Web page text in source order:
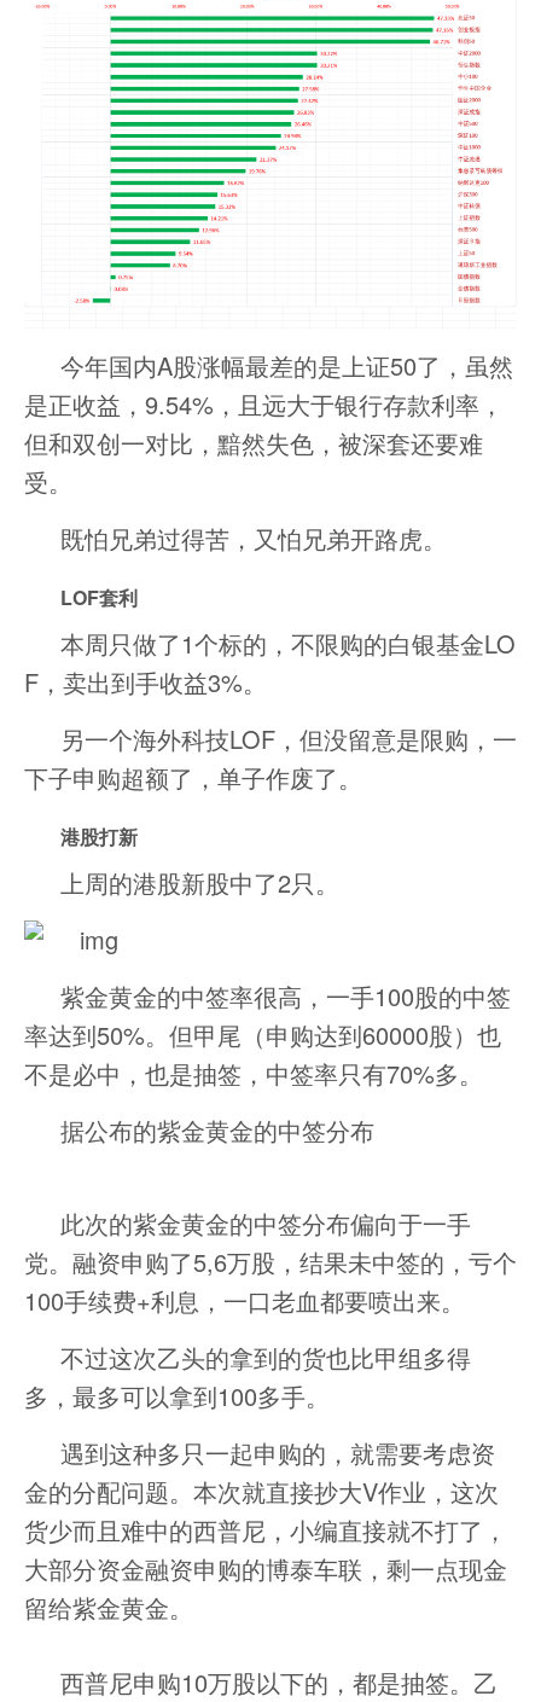
今年国内A股涨幅最差的是上证50了，虽然
是正收益，9.54%，且远大于银行存款利率，
但和双创一对比，黯然失色，被深套还要难
受。
既怕兄弟过得苦，又怕兄弟开路虎。
LOF套利
本周只做了1个标的，不限购的白银基金LO
F，卖出到手收益3%。
另一个海外科技LOF，但没留意是限购，一
下子申购超额了，单子作废了。
港股打新
上周的港股新股中了2只。
紫金黄金的中签率很高，一手100股的中签
率达到50%。但甲尾（申购达到60000股）也
不是必中，也是抽签，中签率只有70%多。
据公布的紫金黄金的中签分布
此次的紫金黄金的中签分布偏向于一手
党。融资申购了5,6万股，结果未中签的，亏个
100手续费+利息，一口老血都要喷出来。
不过这次乙头的拿到的货也比甲组多得
多，最多可以拿到100多手。
遇到这种多只一起申购的，就需要考虑资
金的分配问题。本次就直接抄大V作业，这次
货少而且难中的西普尼，小编直接就不打了，
大部分资金融资申购的博泰车联，剩一点现金
留给紫金黄金。
西普尼申购10万股以下的，都是抽签。乙